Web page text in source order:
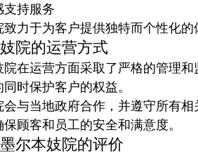
支持服务
致力于为客户提供独特而个性化
院的运营方式
院在运营方面采取了严格的管理
时保护客户的权益。
会与当地政府合作，并遵守所有
顾客和员工的安全和满意度。
尔本妓院的评价